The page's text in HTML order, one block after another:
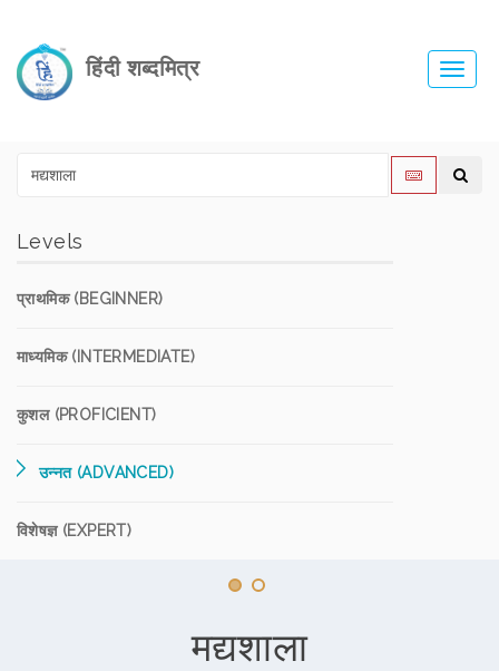
हिंदी शब्दमित्र
Levels
प्राथमिक (BEGINNER)
माध्यमिक (INTERMEDIATE)
कुशल (PROFICIENT)
उन्नत (ADVANCED)
विशेषज्ञ (EXPERT)
मद्यशाला